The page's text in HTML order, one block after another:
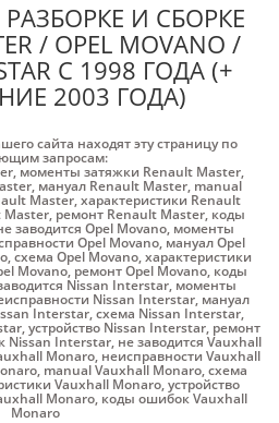
И СБОРКЕ
/ OPEL MOVANO /
С 1998 ГОДА (+
2003 ГОДА)
сайта находят эту страницу по
запросам:
, моменты затяжки Renault Master,
, мануал Renault Master, manual
Master,характеристики Renault
Master, ремонт Renault Master, коды
заводится Opel Movano, моменты
Opel Movano, мануал Opel
,схема Opel Movano,характеристики
Movano, ремонт Opel Movano, коды
Nissan Interstar, моменты
Nissan Interstar, мануал
Interstar,схема Nissan Interstar,
,устройство Nissan Interstar, ремонт
Nissan Interstar, не заводится Vauxhall
Monaro, неисправности Vauxhall
, manual Vauxhall Monaro,схема
Vauxhall Monaro,устройство
Monaro, коды ошибок Vauxhall
Monaro